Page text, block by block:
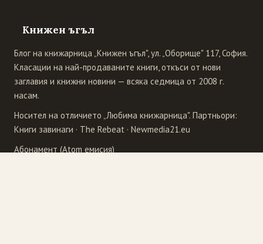
Книжен ъгъл
Блог на книжарница „Книжен ъгъл", ул. „Оборище" 117, София.
Класации на най-продаваните книги, откъси от нови
заглавия и книжни новини — всяка седмица от 2008 г.
насам.
Носител на отличието „Любима книжарница". Партньори:
Книги завинаги · The Rebeat · Newmedia21.eu
Абонамент (Atom емисия)